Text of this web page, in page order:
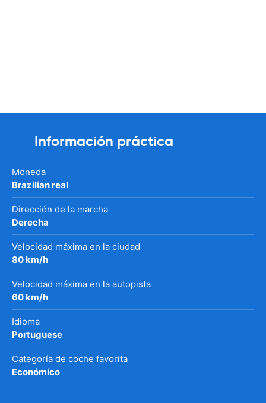
Información práctica
Moneda
Brazilian real
Dirección de la marcha
Derecha
Velocidad máxima en la ciudad
80 km/h
Velocidad máxima en la autopista
60 km/h
Idioma
Portuguese
Categoría de coche favorita
Económico